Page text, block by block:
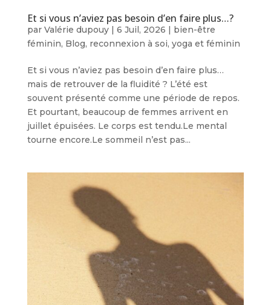
Et si vous n’aviez pas besoin d’en faire plus…?
par Valérie dupouy| 6 Juil, 2026
bien-être
féminin, Blog, reconnexion à soi, yoga et féminin
Et si vous n’aviez pas besoin d’en faire plus…
mais de retrouver de la fluidité ? L’été est
souvent présenté comme une période de repos.
Et pourtant, beaucoup de femmes arrivent en
juillet épuisées. Le corps est tendu.Le mental
tourne encore.Le sommeil n’est pas...